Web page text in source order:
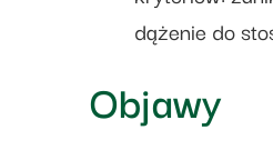
dążenie do
Objawy